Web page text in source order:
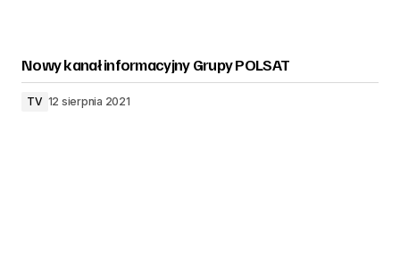
Nowy kanał informacyjny Grupy POLSAT
TV 12 sierpnia 2021